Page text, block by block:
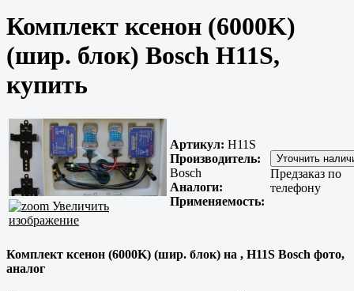
Комплект ксенон (6000K)
(шир. блок) Bosch H11S,
купить
Увеличить
изображение
Артикул: H11S
Производитель:
Bosch
Аналоги:
Применяемость:
Предзаказ по
телефону
Комплект ксенон (6000K) (шир. блок) на , H11S Bosch фото,
аналог